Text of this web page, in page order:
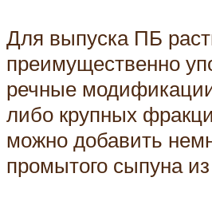
Для выпуска ПБ
преимущественно
речные
либо крупных
можно добавить
промытого сыпуна